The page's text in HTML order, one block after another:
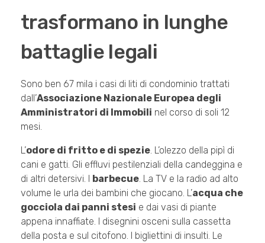
trasformano in lunghe
battaglie legali
Sono ben 67 mila i casi di liti di condominio trattati
dall’Associazione Nazionale Europea degli
Amministratori di Immobili nel corso di soli 12
mesi.
L’odore di fritto e di spezie . L’olezzo della pipì di
cani e gatti. Gli effluvi pestilenziali della candeggina e
di altri detersivi. I barbecue . La TV e la radio ad alto
volume le urla dei bambini che giocano. L’acqua che
gocciola dai panni stesi e dai vasi di piante
appena innaffiate. I disegnini osceni sulla cassetta
della posta e sul citofono. I bigliettini di insulti. Le